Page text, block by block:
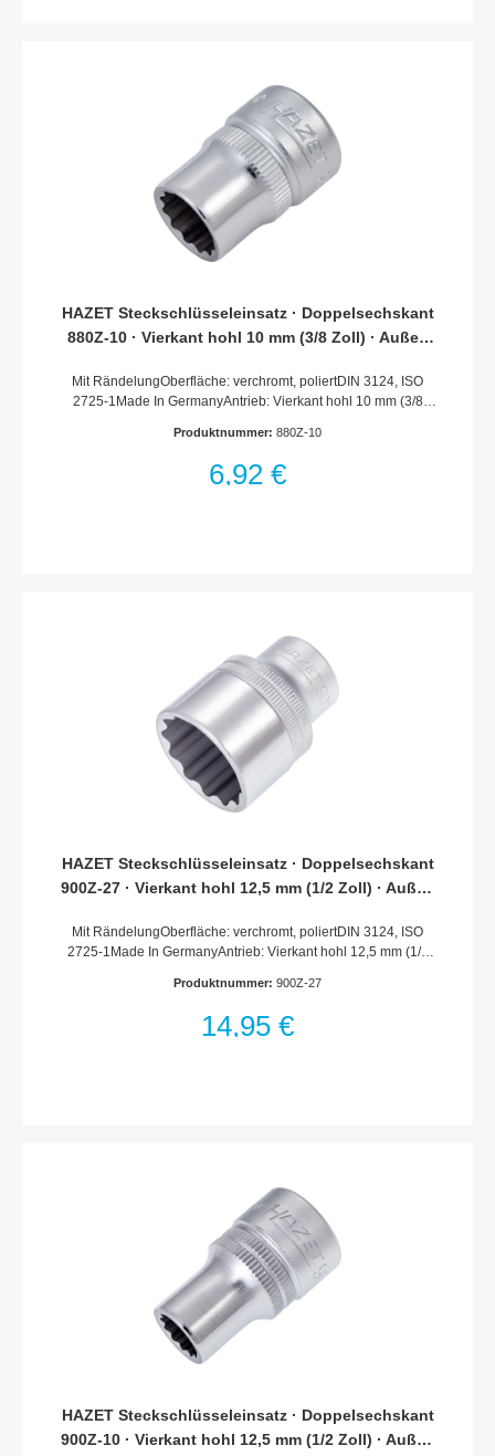
HAZET Steckschlüsseleinsatz · Doppelsechskant
880Z-10 · Vierkant hohl 10 mm (3/8 Zoll) · Außen
Mit RändelungOberfläche: verchromt, poliertDIN 3124, ISO
2725-1Made In GermanyAntrieb: Vierkant hohl 10 mm (3/8
TractionsprofilSchlüsselweite: 10 mmAbmessungen / Länge:
(am Antrieb): 17 mmNetto-Gewicht (kg): 0.02 kgFür
Produktnummer: 880Z-10
6,92 €
HAZET Steckschlüsseleinsatz · Doppelsechskant
900Z-27 · Vierkant hohl 12,5 mm (1/2 Zoll) · Außen
Mit RändelungOberfläche: verchromt, poliertDIN 3124, ISO
2725-1Made In GermanyAntrieb: Vierkant hohl 12,5 mm (1/2
TractionsprofilSchlüsselweite: 27 mmAbmessungen / Länge:
(am Antrieb): 25 mmNetto-Gewicht (kg): 0.13 kgFür
Produktnummer: 900Z-27
14,95 €
HAZET Steckschlüsseleinsatz · Doppelsechskant
900Z-10 · Vierkant hohl 12,5 mm (1/2 Zoll) · Außen